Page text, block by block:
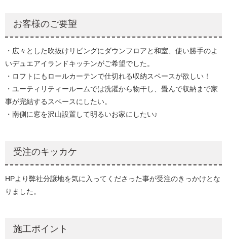
お客様のご要望
・広々とした吹抜けリビングにダウンフロアと和室、使い勝手のよ
いデュエアイランドキッチンがご希望でした。
・ロフトにもロールカーテンで仕切れる収納スペースが欲しい！
・ユーティリティールームでは洗濯から物干し、畳んで収納まで家
事が完結するスペースにしたい。
・南側に窓を沢山設置して明るいお家にしたい♪
受注のキッカケ
HPより弊社分譲地を気に入ってくださった事が受注のきっかけとな
りました。
施工ポイント